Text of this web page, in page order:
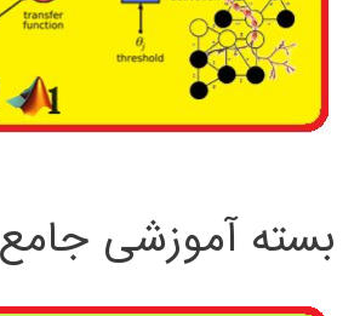
بسته آموزشی